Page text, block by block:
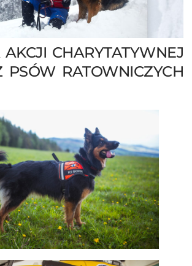
AKCJI CHARYTATYWNEJ
PSÓW RATOWNICZYCH